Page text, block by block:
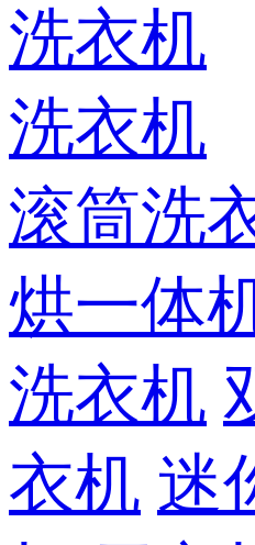
洗衣机
洗衣机
滚筒洗
烘一体
洗衣机
衣机 迷